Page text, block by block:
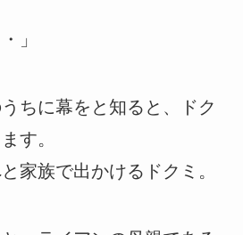
」
ちに幕をと知ると、ドク
す。
家族で出かけるドクミ。